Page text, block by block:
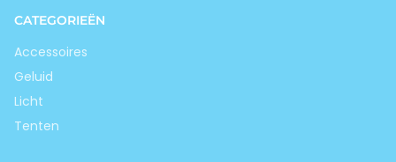
CATEGORIEËN
Accessoires
Geluid
Licht
Tenten